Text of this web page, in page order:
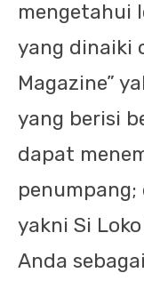
mengetahui
yang dinaiki
Magazine”
yang berisi
dapat
penumpang;
yakni Si
Anda sebagai